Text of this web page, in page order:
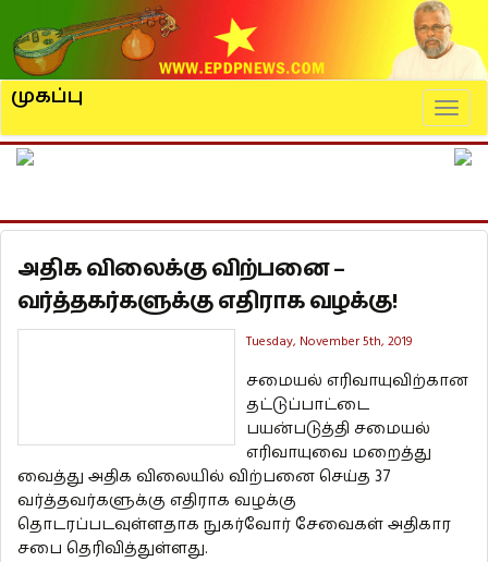
முகப்பு
அதிக விலைக்கு விற்பனை –
வர்த்தகர்களுக்கு எதிராக வழக்கு!
Tuesday, November 5th, 2019
சமையல் எரிவாயுவிற்கான
தட்டுப்பாட்டை
பயன்படுத்தி சமையல்
எரிவாயுவை மறைத்து
வைத்து அதிக விலையில் விற்பனை செய்த 37
வர்த்தவர்களுக்கு எதிராக வழக்கு
தொடரப்படவுள்ளதாக நுகர்வோர் சேவைகள் அதிகார
சபை தெரிவித்துள்ளது.